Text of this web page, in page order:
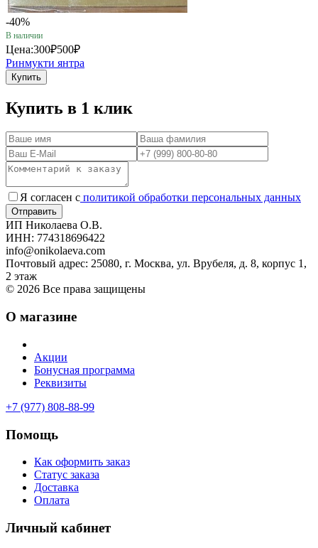
-40%
В наличии
Цена:300₽500₽
Ринмукти янтра
Купить
Купить в 1 клик
Я согласен с политикой обработки персональных данных
ИП Николаева О.В.
ИНН: 774318696422
info@onikolaeva.com
Почтовый адрес: 25080, г. Москва, ул. Врубеля, д. 8, корпус 1,
2 этаж
© 2026 Все права защищены
О магазине
Акции
Бонусная программа
Реквизиты
+7 (977) 808-88-99
Помощь
Как оформить заказ
Статус заказа
Доставка
Оплата
Личный кабинет